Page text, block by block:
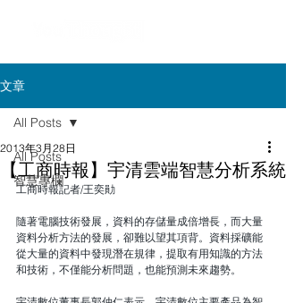
文章
All Posts
智慧專欄
All Posts
【工商時報】宇清雲端智慧分析系統
2013年3月28日
工商時報記者/王奕勛
隨著電腦技術發展，資料的存儲量成倍增長，而大量
資料分析方法的發展，卻難以望其項背。資料採礦能
從大量的資料中發現潛在規律，提取有用知識的方法
和技術，不僅能分析問題，也能預測未來趨勢。